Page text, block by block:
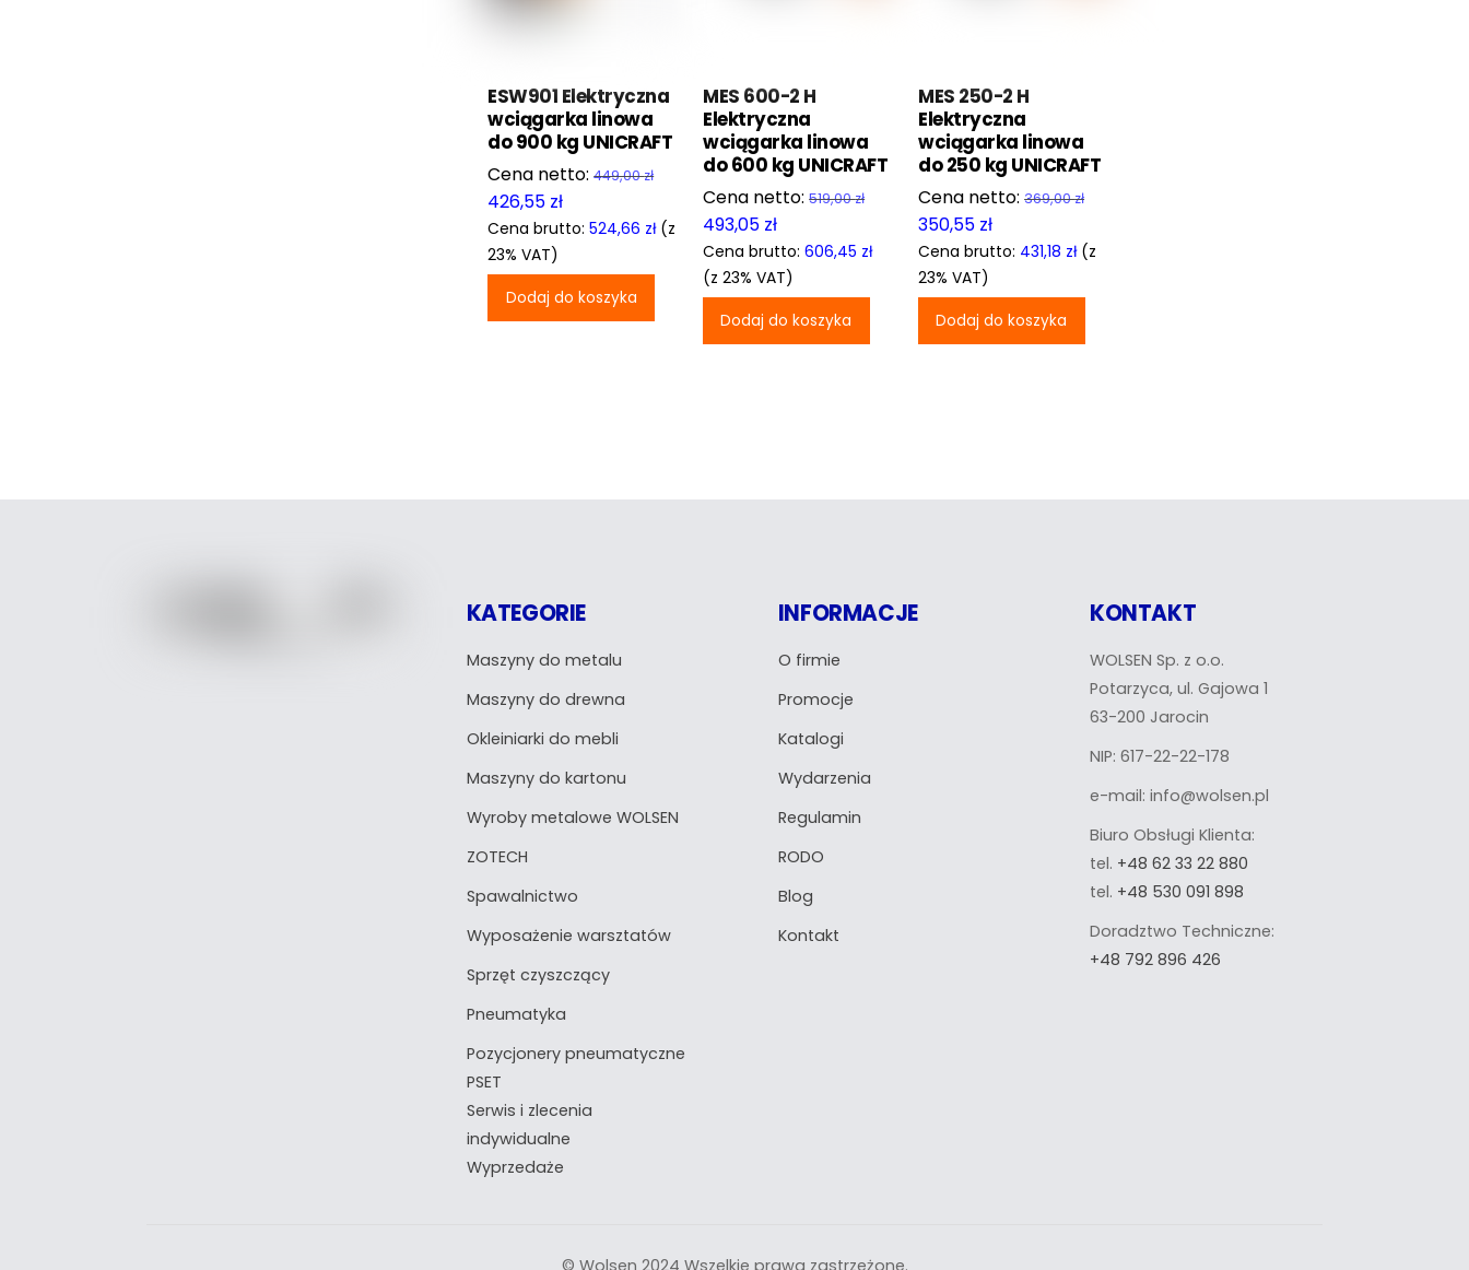
ESW901 Elektryczna
wciągarka linowa
do 900 kg UNICRAFT
449,00zł
Pierwotna
wynosiła:
449,00 zł.
426,55 złAktualna
cena
426,55 zł.
Cena brutto:524,66 zł(z
23% VAT)
Dodaj do koszyka
MES 600-2 H
Elektryczna
wciągarka linowa
do 600 kg UNICRAFT
519,00zł
Pierwotna
wynosiła:
519,00 zł.
493,05 złAktualna
cena
wynosi:
493,05 zł.
Cena brutto:606,45 zł
(z 23% VAT)
Dodaj do koszyka
MES 250-2 H
Elektryczna
wciągarka linowa
do 250 kg UNICRAFT
369,00zł
wynosiła:
350,55 złAktualna
cena
350,55 zł.
Cena brutto: 431,18 zł(z
23% VAT)
Dodaj do koszyka
KATEGORIE
Maszyny do metalu
Maszyny do drewna
Okleiniarki do mebli
Maszyny do kartonu
Wyroby metalowe WOLSEN
ZOTECH
Spawalnictwo
Wyposażenie warsztatów
Sprzęt czyszczący
Pneumatyka
Pozycjonery pneumatyczne
PSET
Serwis i zlecenia
indywidualne
Wyprzedaże
INFORMACJE
O firmie
Promocje
Katalogi
Wydarzenia
Regulamin
RODO
Blog
Kontakt
KONTAKT
WOLSEN Sp. z o.o.
Potarzyca, ul. Gajowa 1
63-200 Jarocin
NIP: 617-22-22-178
e-mail: info@wolsen.pl
Biuro Obsługi Klienta:
tel. +48 62 33 22 880
tel. +48 530 091 898
Doradztwo Techniczne:
+48 792 896 426